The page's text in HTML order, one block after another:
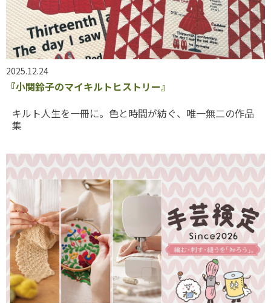
2025.12.24
『小関鈴子のマイキルトヒストリー』
キルト人生を一冊に。色と時間が紡ぐ、唯一無二の作品
集